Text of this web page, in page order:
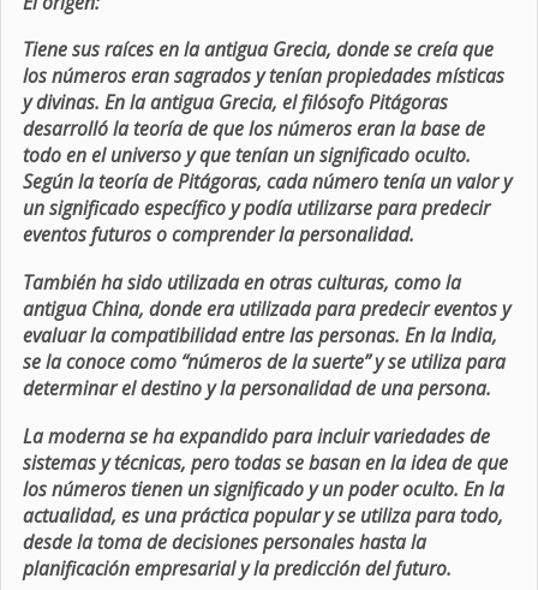
Tiene sus raíces en la antigua Grecia, donde se creía que
los números eran sagrados y tenían propiedades místicas
y divinas. En la antigua Grecia, el filósofo Pitágoras
desarrolló la teoría de que los números eran la base de
todo en el universo y que tenían un significado oculto.
Según la teoría de Pitágoras, cada número tenía un valor y
un significado específico y podía utilizarse para predecir
eventos futuros o comprender la personalidad.
También ha sido utilizada en otras culturas, como la
antigua China, donde era utilizada para predecir eventos y
evaluar la compatibilidad entre las personas. En la India,
se la conoce como “números de la suerte” y se utiliza para
determinar el destino y la personalidad de una persona.
La moderna se ha expandido para incluir variedades de
sistemas y técnicas, pero todas se basan en la idea de que
los números tienen un significado y un poder oculto. En la
actualidad, es una práctica popular y se utiliza para todo,
desde la toma de decisiones personales hasta la
planificación empresarial y la predicción del futuro.